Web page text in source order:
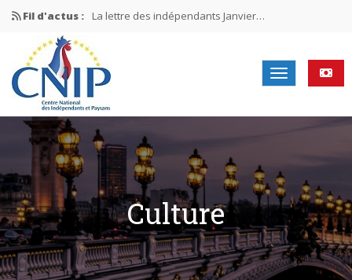
Fil d'actus : La lettre des indépendants Janvier…
La lettre des indépendants Novembre…
La lettre des indépendants Juin…
Mission nationale ÉLECTIONS MUNICIPALES 2026
La lettre des indépendants N°2-2026
Culture